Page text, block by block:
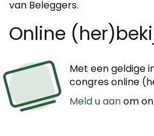
van Beleggers.
Online
Met een geldige
congres online
Meld u aanom